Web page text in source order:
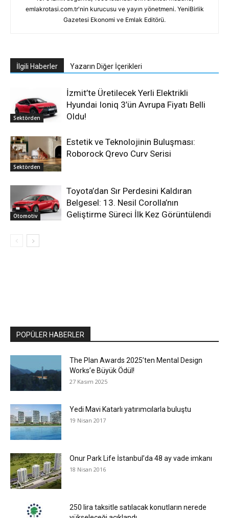
emlakrotasi.com.tr'nin kurucusu ve yayın yönetmeni. YeniBirlik
Gazetesi Ekonomi ve Emlak Editörü.
İlgili Haberler Yazarın Diğer İçerikleri
Sektörden
İzmit’te Üretilecek Yerli Elektrikli
Hyundai Ioniq 3’ün Avrupa Fiyatı Belli
Oldu!
Sektörden
Estetik ve Teknolojinin Buluşması:
Roborock Qrevo Curv Serisi
Otomotiv
Toyota’dan Sır Perdesini Kaldıran
Belgesel: 13. Nesil Corolla’nın
Geliştirme Süreci İlk Kez Görüntülendi
POPÜLER HABERLER
The Plan Awards 2025’ten Mental Design
Works’e Büyük Ödül!
27 Kasım 2025
Yedi Mavi Katarlı yatırımcılarla buluştu
19 Nisan 2017
Onur Park Life İstanbul’da 48 ay vade imkanı
18 Nisan 2016
250 lira taksitle satılacak konutların nerede